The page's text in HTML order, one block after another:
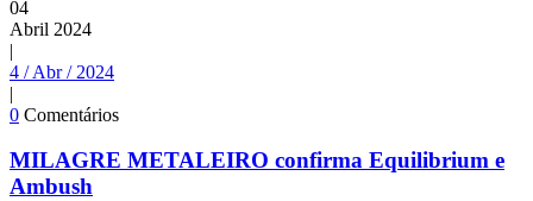
04
Abril 2024
|
4 / Abr / 2024
|
0 Comentários
MILAGRE METALEIRO confirma Equilibrium e
Ambush